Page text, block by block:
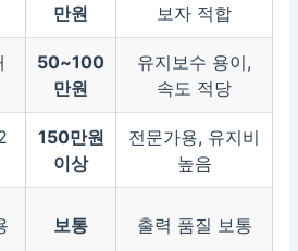
만원
보자 적합
50~100
만원
유지보수 용이,
속도 적당
150만원
이상
전문가용, 유지비
높음
보통 출력 품질 보통